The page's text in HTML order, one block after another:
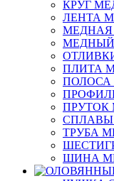
КРУГ
ЛЕНТА
МЕДНАЯ
ПЛИТА
ПРУТОК
ТРУБА
ШИНА